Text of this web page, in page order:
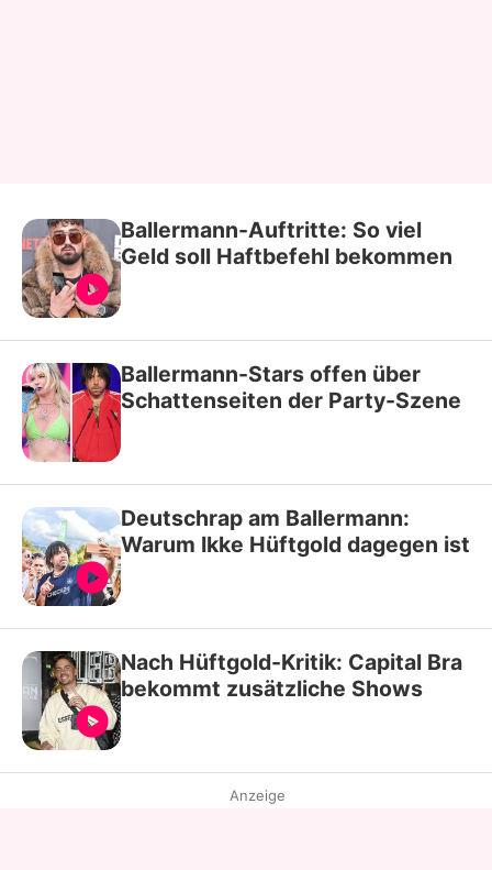
Ballermann-Auftritte: So viel
Geld soll Haftbefehl bekommen
Ballermann-Stars offen über
Schattenseiten der Party-Szene
Deutschrap am Ballermann:
Warum Ikke Hüftgold dagegen ist
Nach Hüftgold-Kritik: Capital Bra
bekommt zusätzliche Shows
Anzeige